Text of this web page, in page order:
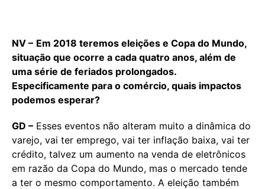
NV – Em 2018 teremos eleições e Copa do Mundo,
situação que ocorre a cada quatro anos, além de
uma série de feriados prolongados.
Especificamente para o comércio, quais impactos
podemos esperar?
GD – Esses eventos não alteram muito a dinâmica do
varejo, vai ter emprego, vai ter inflação baixa, vai ter
crédito, talvez um aumento na venda de eletrônicos
em razão da Copa do Mundo, mas o mercado tende
a ter o mesmo comportamento. A eleição também